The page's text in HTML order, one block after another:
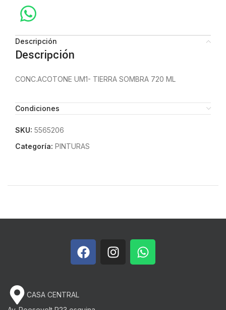
Descripción
Descripción
CONC.ACOTONE UM1- TIERRA SOMBRA 720 ML
Condiciones
SKU: 5565206
Categoría: PINTURAS
CASA CENTRAL